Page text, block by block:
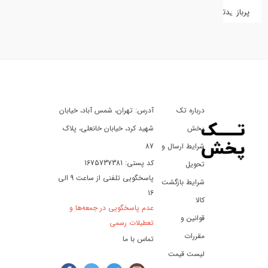
کفش
سفر
تفریح
پربازدیدترین
درباره تک
پخش
شرایط ارسال و
تحویل
شرایط بازگشت
کالا
قوانین و
مقررات
لیست قیمت
آدرس: تهران، شمس آباد، خیابان
شهید کرد، خیابان خانعلی، پلاک
87
کد پستی: 1675737381
پاسخگویی تلفنی از ساعت 9 الی
16
عدم پاسخگویی در جمعه‌ها و
تعطیلات رسمی
تماس با ما